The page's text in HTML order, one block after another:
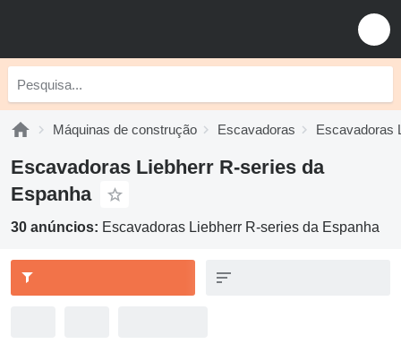
Máquinas de construção Escavadoras Escavadoras
Escavadoras Liebherr R-series da
Espanha
30 anúncios: Escavadoras Liebherr R-series da Espanha